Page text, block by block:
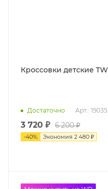
Достаточно Арт.: 19035
3 720 ₽ 6 200₽
-40% Экономия 2 480 ₽